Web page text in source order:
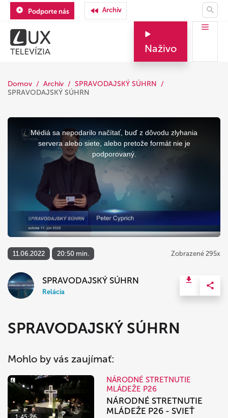
Podporte nás Archív
Naživo
Domov Archív
SPRAVODAJSKÝ SÚHRN
SPRAVODAJSKÝ SÚHRN
This
window.
Médiá sa nepodarilo načítať, buď z dôvodu zlyhania
servera alebo siete, alebo pretože formát nie je
podporovaný.
11.06.2022 20:50 min. Zobrazené 295x
SPRAVODAJSKÝ SÚHRN
Relácia
SPRAVODAJSKÝ SÚHRN
Mohlo by vás zaujímať:
NÁRODNÉ STRETNUTIE
MLÁDEŽE P26
NÁRODNÉ STRETNUTIE
MLÁDEŽE P26 - SVIEŤ